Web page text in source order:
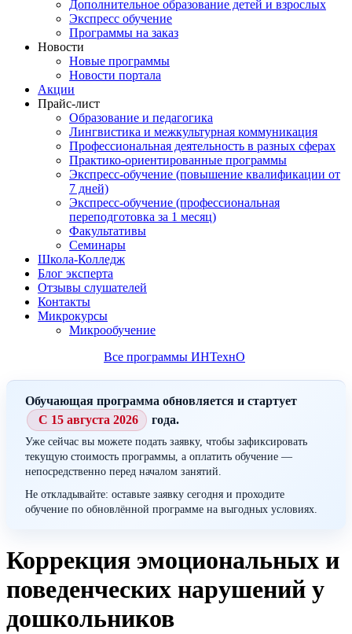
Дополнительное образование детей и взрослых
Экспресс обучение
Программы на заказ
Новости
Новые программы
Новости портала
Акции
Прайс-лист
Образование и педагогика
Лингвистика и межкультурная коммуникация
Профессиональная деятельность в разных сферах
Практико-ориентированные программы
Экспресс-обучение (повышение квалификации от
7 дней)
Экспресс-обучение (профессиональная
переподготовка за 1 месяц)
Факультативы
Семинары
Школа-Колледж
Блог эксперта
Отзывы слушателей
Контакты
Микрокурсы
Микрообучение
Все программы ИНТехнО
Обучающая программа обновляется и стартует
С 15 августа 2026
года.
Уже сейчас вы можете подать заявку, чтобы зафиксировать
текущую стоимость программы, а оплатить обучение —
непосредственно перед началом занятий.
Не откладывайте: оставьте заявку сегодня и проходите
обучение по обновлённой программе на выгодных условиях.
Коррекция эмоциональных и
поведенческих нарушений у
дошкольников